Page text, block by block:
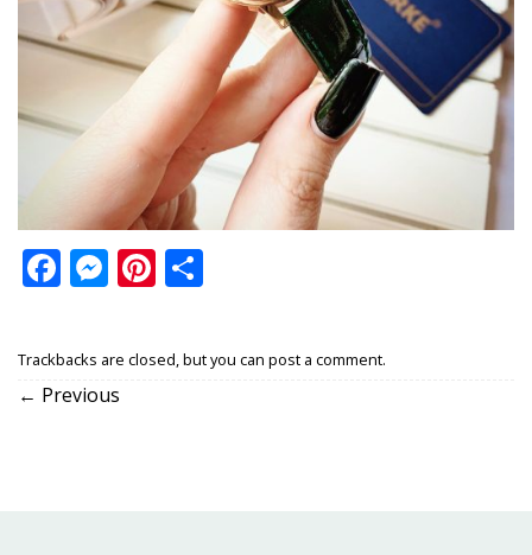
Facebook
Messenger
Pinterest
Trackbacks are closed, but you can post a comment.
← Previous